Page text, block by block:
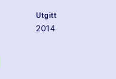
Utgitt
2014